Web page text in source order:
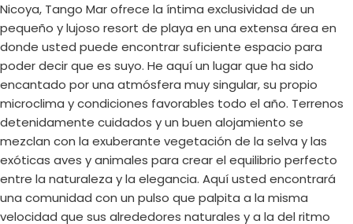
Nicoya, Tango Mar ofrece la íntima exclusividad de un
pequeño y lujoso resort de playa en una extensa área en
donde usted puede encontrar suficiente espacio para
poder decir que es suyo. He aquí un lugar que ha sido
encantado por una atmósfera muy singular, su propio
microclima y condiciones favorables todo el año. Terrenos
detenidamente cuidados y un buen alojamiento se
mezclan con la exuberante vegetación de la selva y las
exóticas aves y animales para crear el equilibrio perfecto
entre la naturaleza y la elegancia. Aquí usted encontrará
una comunidad con un pulso que palpita a la misma
velocidad que sus alrededores naturales y a la del ritmo